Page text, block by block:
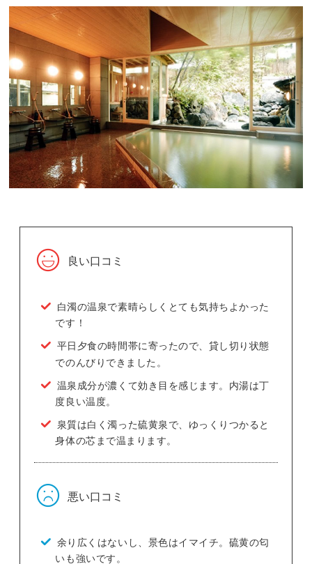
良い口コミ
白濁の温泉で素晴らしくとても気持ちよかった
です！
平日夕食の時間帯に寄ったので、貸し切り状態
でのんびりできました。
温泉成分が濃くて効き目を感じます。内湯は丁
度良い温度。
泉質は白く濁った硫黄泉で、ゆっくりつかると
身体の芯まで温まります。
悪い口コミ
余り広くはないし、景色はイマイチ。硫黄の匂
いも強いです。